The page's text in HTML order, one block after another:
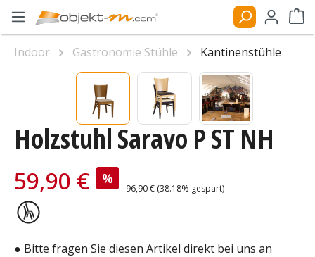
Zum Hauptinhalt springen
Holzstuhl Saravo P ST NH
Verkaufspreis:
59,90 € %
Regulärer Preis:
96,90 € (38.18% gespart)
● Bitte fragen Sie diesen Artikel direkt bei uns an
Indoor Gastronomie Stühle
Kantinenstühle
Bildergalerie überspringen